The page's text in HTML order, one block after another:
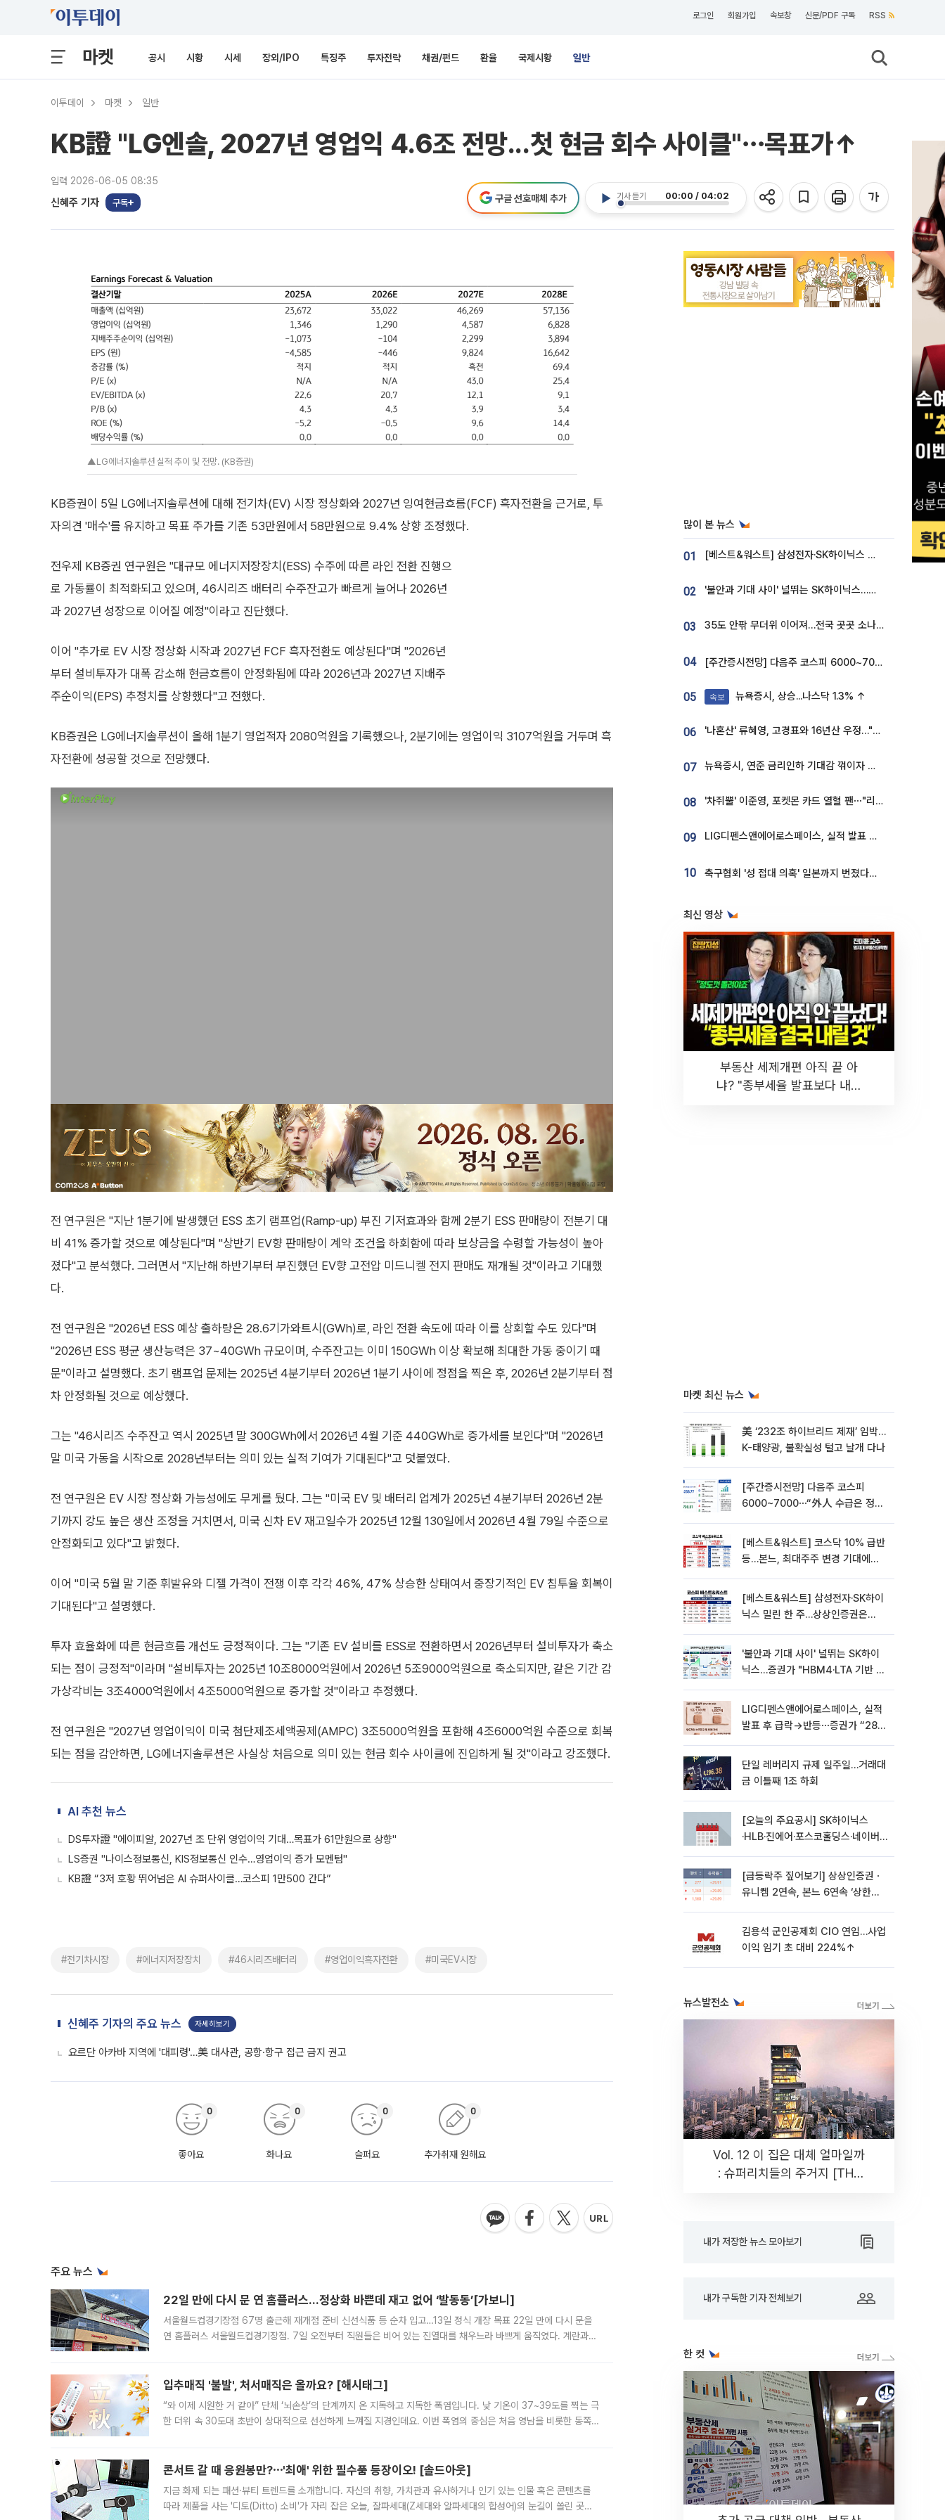
로그인 회원가입 속보창 신문/PDF 구독 RSS
마켓 공시 시황 시세 장외/IPO 특징주 투자전략 채권/펀드 환율 국제시황 일반
이투데이 마켓 일반
KB證 "LG엔솔, 2027년 영업익 4.6조 전망...첫 현금 회수 사이클"⋯목표가↑
입력 2026-06-05 08:35
신혜주 기자 구독
기사 듣기 00:00 / 04:02
구글 선호매체 추가
▲LG에너지솔루션 실적 추이 및 전망. (KB증권)
KB증권이 5일 LG에너지솔루션에 대해 전기차(EV) 시장 정상화와 2027년 잉여현금흐름(FCF) 흑자전환을 근거로, 투
자의견 '매수'를 유지하고 목표 주가를 기존 53만원에서 58만원으로 9.4% 상향 조정했다.
전우제 KB증권 연구원은 "대규모 에너지저장장치(ESS) 수주에 따른 라인 전환 진행으
로 가동률이 최적화되고 있으며, 46시리즈 배터리 수주잔고가 빠르게 늘어나 2026년
과 2027년 성장으로 이어질 예정"이라고 진단했다.
이어 "추가로 EV 시장 정상화 시작과 2027년 FCF 흑자전환도 예상된다"며 "2026년
부터 설비투자가 대폭 감소해 현금흐름이 안정화됨에 따라 2026년과 2027년 지배주
주순이익(EPS) 추정치를 상향했다"고 전했다.
KB증권은 LG에너지솔루션이 올해 1분기 영업적자 2080억원을 기록했으나, 2분기에는 영업이익 3107억원을 거두며 흑
자전환에 성공할 것으로 전망했다.
전 연구원은 "지난 1분기에 발생했던 ESS 초기 램프업(Ramp-up) 부진 기저효과와 함께 2분기 ESS 판매량이 전분기 대
비 41% 증가할 것으로 예상된다"며 "상반기 EV향 판매량이 계약 조건을 하회함에 따라 보상금을 수령할 가능성이 높아
졌다"고 분석했다. 그러면서 "지난해 하반기부터 부진했던 EV향 고전압 미드니켈 전지 판매도 재개될 것"이라고 기대했
다.
전 연구원은 "2026년 ESS 예상 출하량은 28.6기가와트시(GWh)로, 라인 전환 속도에 따라 이를 상회할 수도 있다"며
"2026년 ESS 평균 생산능력은 37~40GWh 규모이며, 수주잔고는 이미 150GWh 이상 확보해 최대한 가동 중이기 때
문"이라고 설명했다. 초기 램프업 문제는 2025년 4분기부터 2026년 1분기 사이에 정점을 찍은 후, 2026년 2분기부터 점
차 안정화될 것으로 예상했다.
그는 "46시리즈 수주잔고 역시 2025년 말 300GWh에서 2026년 4월 기준 440GWh로 증가세를 보인다"며 "2026년
말 미국 가동을 시작으로 2028년부터는 의미 있는 실적 기여가 기대된다"고 덧붙였다.
전 연구원은 EV 시장 정상화 가능성에도 무게를 뒀다. 그는 "미국 EV 및 배터리 업계가 2025년 4분기부터 2026년 2분
기까지 강도 높은 생산 조정을 거치면서, 미국 신차 EV 재고일수가 2025년 12월 130일에서 2026년 4월 79일 수준으로
안정화되고 있다"고 밝혔다.
이어 "미국 5월 말 기준 휘발유와 디젤 가격이 전쟁 이후 각각 46%, 47% 상승한 상태여서 중장기적인 EV 침투율 회복이
기대된다"고 설명했다.
투자 효율화에 따른 현금흐름 개선도 긍정적이다. 그는 "기존 EV 설비를 ESS로 전환하면서 2026년부터 설비투자가 축소
되는 점이 긍정적"이라며 "설비투자는 2025년 10조8000억원에서 2026년 5조9000억원으로 축소되지만, 같은 기간 감
가상각비는 3조4000억원에서 4조5000억원으로 증가할 것"이라고 추정했다.
전 연구원은 "2027년 영업이익이 미국 첨단제조세액공제(AMPC) 3조5000억원을 포함해 4조6000억원 수준으로 회복
되는 점을 감안하면, LG에너지솔루션은 사실상 처음으로 의미 있는 현금 회수 사이클에 진입하게 될 것"이라고 강조했다.
AI 추천 뉴스
DS투자證 "에이피알, 2027년 조 단위 영업이익 기대…목표가 61만원으로 상향"
LS증권 "나이스정보통신, KIS정보통신 인수…영업이익 증가 모멘텀"
KB證 “3저 호황 뛰어넘은 AI 슈퍼사이클…코스피 1만500 간다”
#전기차시장 #에너지저장장치 #46시리즈배터리 #영업이익흑자전환 #미국EV시장
신혜주 기자의 주요 뉴스 자세히보기
요르단 아카바 지역에 '대피령'…美 대사관, 공항·항구 접근 금지 권고
좋아요
0
화나요
0
슬퍼요
0
추가취재 원해요
0
주요 뉴스
22일 만에 다시 문 연 홈플러스…정상화 바쁜데 재고 없어 ‘발동동’[가보니]
서울월드컵경기장점 67명 출근해 재개점 준비 신선식품 등 순차 입고…13일 정식 개장 목표 22일 만에 다시 문을
연 홈플러스 서울월드컵경기장점. 7일 오전부터 직원들은 비어 있는 진열대를 채우느라 바쁘게 움직였다. 계란과
입추매직 '불발', 처서매직은 올까요? [해시태그]
“와 이제 시원한 거 같아” 단체 ‘뇌손상’의 단계까지 온 지독하고 지독한 폭염입니다. 낮 기온이 37~39도를 찍는 극
한 더위 속 30도대 초반이 상대적으로 선선하게 느껴질 지경인데요. 이번 폭염의 중심은 처음 영남을 비롯한 동쪽
콘서트 갈 때 응원봉만?⋯'최애' 위한 필수품 등장이오! [솔드아웃]
지금 화제 되는 패션·뷰티 트렌드를 소개합니다. 자신의 취향, 가치관과 유사하거나 인기 있는 인물 혹은 콘텐츠를
따라 제품을 사는 '디토(Ditto) 소비'가 자리 잡은 오늘, 잘파세대(Z세대와 알파세대의 합성어)의 눈길이 쏠린 곳은
많이 본 뉴스
01 [베스트&워스트] 삼성전자·SK하이닉스 밀린 한 주…상상인증권은 85% 급등
02 '불안과 기대 사이' 널뛰는 SK하이닉스…증권가 "HBM4·LTA 기반 펀터멘털 견고"
03 35도 안팎 무더위 이어져…전국 곳곳 소나기 [오늘 날씨]
04 [주간증시전망] 다음주 코스피 6000~7000⋯“外人 수급은 정책이 변수”
05 속보 뉴욕증시, 상승...나스닥 1.3% ↑
06 '나혼산' 류혜영, 고경표와 16년산 우정…"자취방서 부모님과 마주쳐"
07 뉴욕증시, 연준 금리인하 기대감 꺾이자 상승...S&P500 사상 최고치 [종합]
08 '차쥐뿔' 이준영, 포켓몬 카드 열혈 팬⋯"리셀러 처단할 것"
09 LIG디펜스앤에어로스페이스, 실적 발표 후 급락→반등⋯증권가 “28년까지 튼튼”
10 축구협회 '성 접대 의혹' 일본까지 번졌다…日 심판 실명 공개
최신 영상
부동산 세제개편 아직 끝 아
냐? "종부세율 발표보다 내릴
마켓 최신 뉴스
美 ‘232조 하이브리드 제재’ 임박…
K-태양광, 불확실성 털고 날개 다나
[주간증시전망] 다음주 코스피
6000~7000⋯“外人 수급은 정책
[베스트&워스트] 코스닥 10% 급반
등…본느, 최대주주 변경 기대에
[베스트&워스트] 삼성전자·SK하이
닉스 밀린 한 주…상상인증권은
'불안과 기대 사이' 널뛰는 SK하이
닉스…증권가 "HBM4·LTA 기반 펀
LIG디펜스앤에어로스페이스, 실적
발표 후 급락→반등⋯증권가 “28년
단일 레버리지 규제 일주일…거래대
금 이틀째 1조 하회
[오늘의 주요공시] SK하이닉스
·HLB·진에어·포스코홀딩스·네이버·
[급등락주 짚어보기] 상상인증권ㆍ
유니켐 2연속, 본느 6연속 ‘상한
김용석 군인공제회 CIO 연임…사업
이익 임기 초 대비 224%↑
뉴스발전소
Vol. 12 이 집은 대체 얼마일까
: 슈퍼리치들의 주거지 [THE
내가 저장한 뉴스 모아보기
내가 구독한 기자 전체보기
한 컷